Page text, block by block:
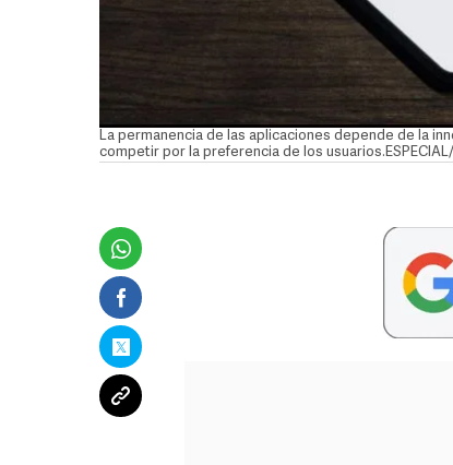
La permanencia de las aplicaciones depende de la
competir por la preferencia de los usuarios.ESPECIAL/